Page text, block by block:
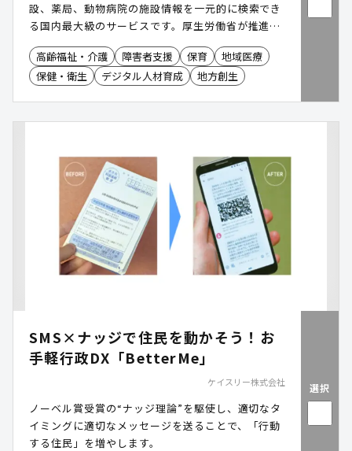
設、薬局、動物病院の施設情報を一元的に検索でき
る国内最大級のサービスです。厚生労働省が推進す
る地域包括ケアシステムの構築に寄与します。
高齢福祉・介護
障害者支援 保育
地域医療
保健・衛生
デジタル人材育成 地方創生
SMS×ナッジで住民を動かそう！お
手軽行政DX「BetterMe」
ケイスリー株式会社
ノーベル賞受賞の“ナッジ理論”を駆使し、適切なタ
イミングに適切なメッセージを送ることで、「行動
する住民」を増やします。
選択